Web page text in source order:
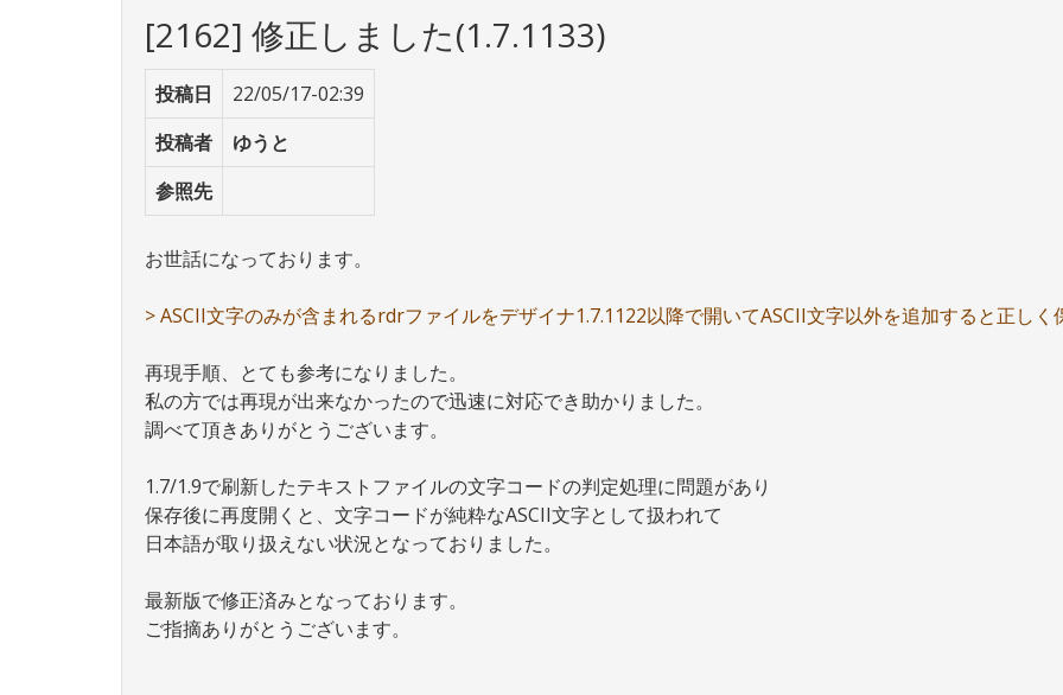
[2162] 修正しました(1.7.1133)
投稿日
22/05/17-02:39
投稿者
ゆうと
参照先
お世話になっております。
> ASCII文字のみが含まれるrdrファイルをデザイナ1.7.1122以降で開いてASCII文字以外を追加すると正しく
再現手順、とても参考になりました。
私の方では再現が出来なかったので迅速に対応でき助かりました。
調べて頂きありがとうございます。
1.7/1.9で刷新したテキストファイルの文字コードの判定処理に問題があり
保存後に再度開くと、文字コードが純粋なASCII文字として扱われて
日本語が取り扱えない状況となっておりました。
最新版で修正済みとなっております。
ご指摘ありがとうございます。